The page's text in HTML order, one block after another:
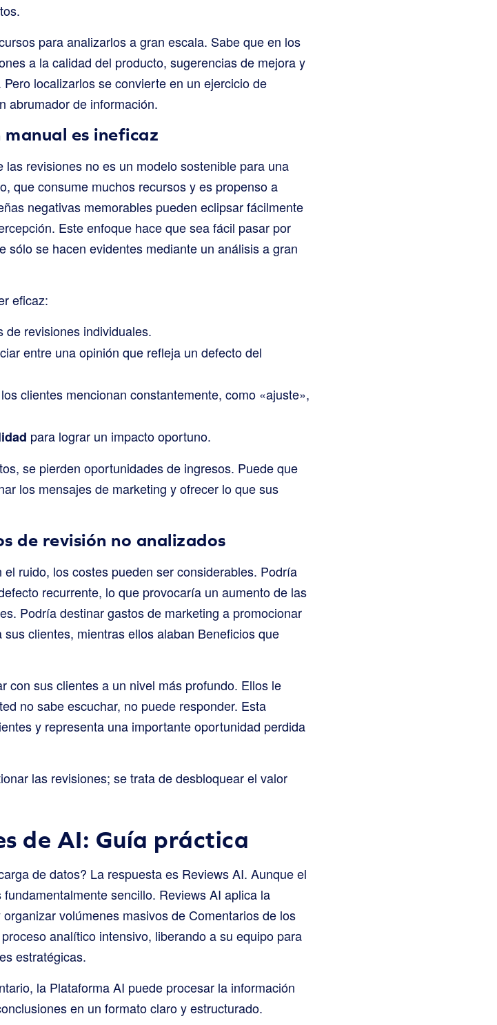
para analizarlos a gran escala. Sabe que en los
a la calidad del producto, sugerencias de mejora y
localizarlos se convierte en un ejercicio de
abrumador de información.
es ineficaz
revisiones no es un modelo sostenible para una
que consume muchos recursos y es propenso a
negativas memorables pueden eclipsar fácilmente
Este enfoque hace que sea fácil pasar por
sólo se hacen evidentes mediante un análisis a gran
eficaz:
de revisiones individuales.
entre una opinión que refleja un defecto del
clientes mencionan constantemente, como «ajuste»,
para lograr un impacto oportuno.
se pierden oportunidades de ingresos. Puede que
los mensajes de marketing y ofrecer lo que sus
de revisión no analizados
ruido, los costes pueden ser considerables. Podría
recurrente, lo que provocaría un aumento de las
Podría destinar gastos de marketing a promocionar
clientes, mientras ellos alaban Beneficios que
con sus clientes a un nivel más profundo. Ellos le
no sabe escuchar, no puede responder. Esta
y representa una importante oportunidad perdida
las revisiones; se trata de desbloquear el valor
de AI: Guía práctica
de datos? La respuesta es Reviews AI. Aunque el
sencillo. Reviews AI aplica la
volúmenes masivos de Comentarios de los
analítico intensivo, liberando a su equipo para
estratégicas.
la Plataforma AI puede procesar la información
en un formato claro y estructurado.